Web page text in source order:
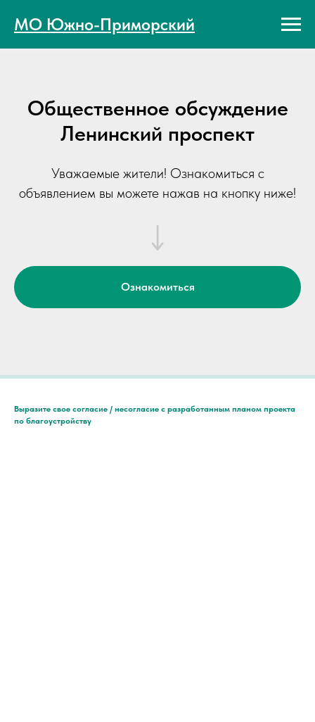
МО Южно-Приморский
Общественное обсуждение
Ленинский проспект
Уважаемые жители! Ознакомиться с
объявлением вы можете нажав на кнопку ниже!
Ознакомиться
Выразите свое согласие / несогласие с разработанным планом проекта
по благоустройству